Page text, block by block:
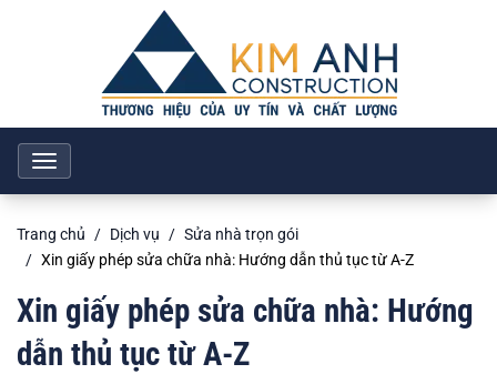
Toggle
navigation
Trang chủ Dịch vụ
Sửa nhà trọn gói
Xin giấy phép sửa chữa nhà: Hướng dẫn thủ tục từ A-Z
Xin giấy phép sửa chữa nhà: Hướng
dẫn thủ tục từ A-Z